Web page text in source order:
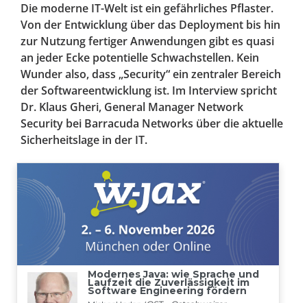
Die moderne IT-Welt ist ein gefährliches Pflaster.
Von der Entwicklung über das Deployment bis hin
zur Nutzung fertiger Anwendungen gibt es quasi
an jeder Ecke potentielle Schwachstellen. Kein
Wunder also, dass „Security“ ein zentraler Bereich
der Softwareentwicklung ist. Im Interview spricht
Dr. Klaus Gheri, General Manager Network
Security bei Barracuda Networks über die aktuelle
Sicherheitslage in der IT.